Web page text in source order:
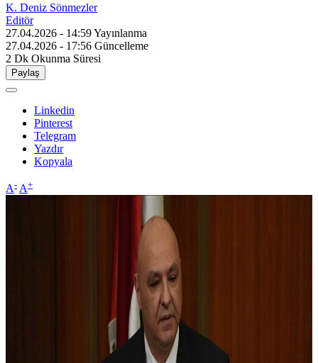
K. Deniz Sönmezler
Editör
27.04.2026 - 14:59Yayınlanma
27.04.2026 - 17:56 Güncelleme
2 Dk Okunma Süresi
Paylaş
Linkedin
Pinterest
Telegram
Yazdır
Kopyala
A- A+